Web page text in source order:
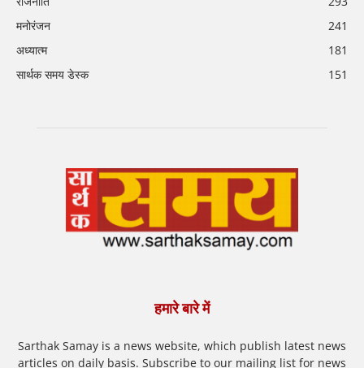
मनोरंजन
241
अध्यात्म
181
सार्थक समय डेस्क
151
हमारे बारे में
Sarthak Samay is a news website, which publish latest news
articles on daily basis. Subscribe to our mailing list for news